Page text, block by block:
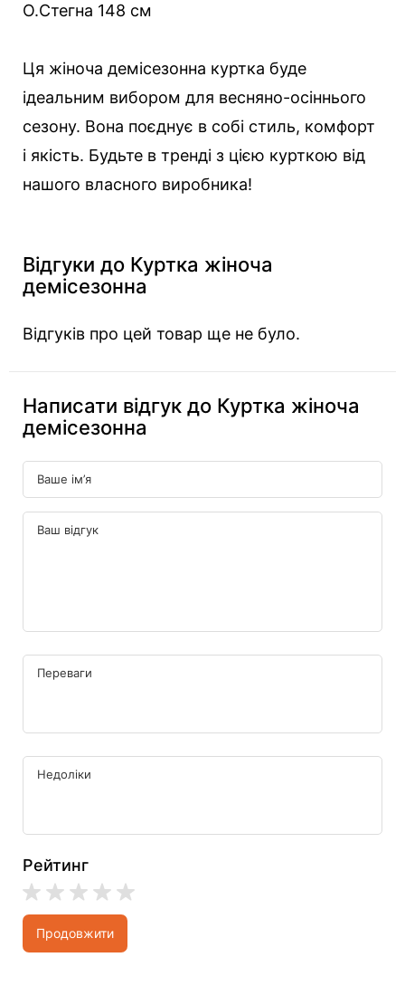
О.Стегна 148 см
Ця жіноча демісезонна куртка буде
ідеальним вибором для весняно-осіннього
сезону. Вона поєднує в собі стиль, комфорт
і якість. Будьте в тренді з цією курткою від
нашого власного виробника!
Відгуки до Куртка жіноча
демісезонна
Відгуків про цей товар ще не було.
Написати відгук до Куртка жіноча
демісезонна
Рейтинг
Продовжити